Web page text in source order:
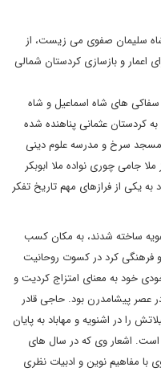
سلیمان صفوی می زیست، از
اعمار و بازسازی کردستان شمالی
های شاه اسماعیل و شاه
کردستان عثمانی پناهنده شده
مسجد سرخ و مدرسه علوم دینی
از ملا جامی چوری نواده ملا ابوبکر
یکی از فرازهای مهم تاریخ تفکر
ساخته شدند، به مکان کسب
فرهنگی کرد در کسوت روحانیت
خود به معنای امتزاج کردیت و
عصر پیشامدرن بود. حاجی قادر
را در اشنویه و مهاباد به پایان
است. اشعار وی که در سال های
با مفاهیم نوین و ادبیات نظری